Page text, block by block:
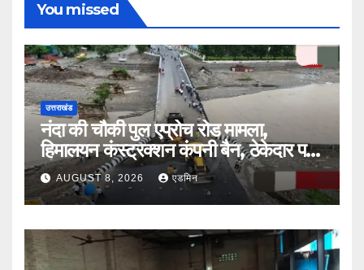
You missed
उत्तराखंड
नंदा की चौकी पुल एप्रोच रोड मामला,
हिमालयन कंस्ट्रक्शन कंपनी बैन, ठेकेदार पर
भी एक्शन
AUGUST 8, 2026 एडमिन